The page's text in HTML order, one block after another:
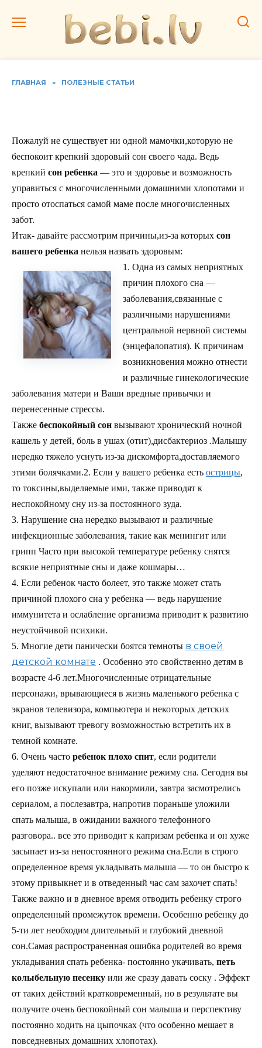
ГЛАВНАЯ » ПОЛЕЗНЫЕ СТАТЬИ
Пожалуй не существует ни одной мамочки,которую не
беспокоит крепкий здоровый сон своего чада. Ведь
крепкий сон ребенка — это и здоровье и возможность
управиться с многочисленными домашними хлопотами и
просто отоспаться самой маме после многочисленных
забот.
Итак- давайте рассмотрим причины,из-за которых сон
вашего ребенка нельзя назвать здоровым:
1. Одна из самых неприятных
причин плохого сна —
заболевания,связанные с
различными нарушениями
центральной нервной системы
(энцефалопатия). К причинам
возникновения можно отнести
и различные гинекологические
заболевания матери и Ваши вредные привычки и
перенесенные стрессы.
Также беспокойный сон вызывают хронический ночной
кашель у детей, боль в ушах (отит),дисбактериоз .Малышу
нередко тяжело уснуть из-за дискомфорта,доставляемого
этими болячками.2. Если у вашего ребенка есть острицы,
то токсины,выделяемые ими, также приводят к
неспокойному сну из-за постоянного зуда.
3. Нарушение сна нередко вызывают и различные
инфекционные заболевания, такие как менингит или
грипп Часто при высокой температуре ребенку снятся
всякие неприятные сны и даже кошмары…
4. Если ребенок часто болеет, это также может стать
причиной плохого сна у ребенка — ведь нарушение
иммунитета и ослабление организма приводит к развитию
неустойчивой психики.
5. Многие дети панически боятся темноты в своей
детской комнате . Особенно это свойственно детям в
возрасте 4-6 лет.Многочисленные отрицательные
персонажи, врывающиеся в жизнь маленького ребенка с
экранов телевизора, компьютера и некоторых детских
книг, вызывают тревогу возможностью встретить их в
темной комнате.
6. Очень часто ребенок плохо спит, если родители
уделяют недостаточное внимание режиму сна. Сегодня вы
его позже искупали или накормили, завтра засмотрелись
сериалом, а послезавтра, напротив пораньше уложили
спать малыша, в ожидании важного телефонного
разговора.. все это приводит к капризам ребенка и он хуже
засыпает из-за непостоянного режима сна.Если в строго
определенное время укладывать малыша — то он быстро к
этому привыкнет и в отведенный час сам захочет спать!
Также важно и в дневное время отводить ребенку строго
определенный промежуток времени. Особенно ребенку до
5-ти лет необходим длительный и глубокий дневной
сон.Самая распространенная ошибка родителей во время
укладывания спать ребенка- постоянно укачивать, петь
колыбельную песенку или же сразу давать соску . Эффект
от таких действий кратковременный, но в результате вы
получите очень беспокойный сон малыша и перспективу
постоянно ходить на цыпочках (что особенно мешает в
повседневных домашних хлопотах).